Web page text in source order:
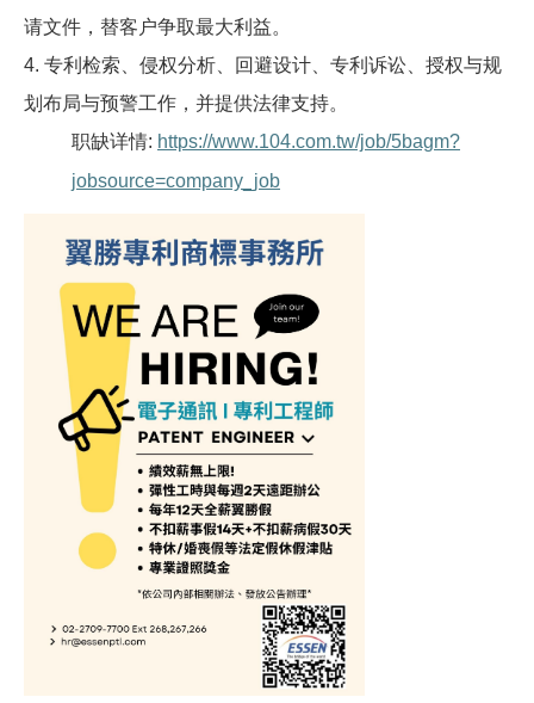
请文件，替客户争取最大利益。
4. 专利检索、侵权分析、回避设计、专利诉讼、授权与规
划布局与预警工作，并提供法律支持。
职缺详情: https://www.104.com.tw/job/5bagm?
jobsource=company_job